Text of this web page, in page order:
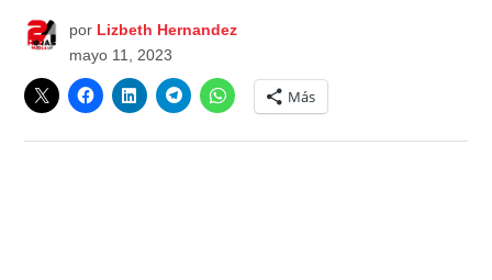
por Lizbeth Hernandez
mayo 11, 2023
Más